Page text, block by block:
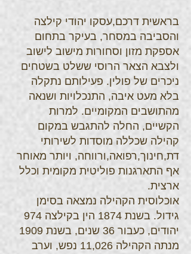
בראשית דרכם,עסקו יהודי קילצה
והסביבה במסחר, בעיקר בתחום
אספקת מזון וסחורות מישוב לישוב
ולצבא הצאר הרוסי ששלט בשטחים
ניכרים של פולין. פעילותם נתקלה
בלא מעט איבה, התנכלויות ושנאה
מהתושבים המקומיים. למרות
הקשיים, החלה להתגבש במקום
קהילה שכללה מוסדות לשירותי
דת,חינוך,רפואה,ורווחה, ויותר מאוחר
אף התארגנות פוליטית מקומית וכלל
ארצית.
אוכלוסית הקהילה נמצאה בסימן
גידול. בשנת 1874 הין בקילצה 974
יהודים, כעבור 36 שנים, בשנת 1909
מנתה הקהילה 11,026 נפש, וערב